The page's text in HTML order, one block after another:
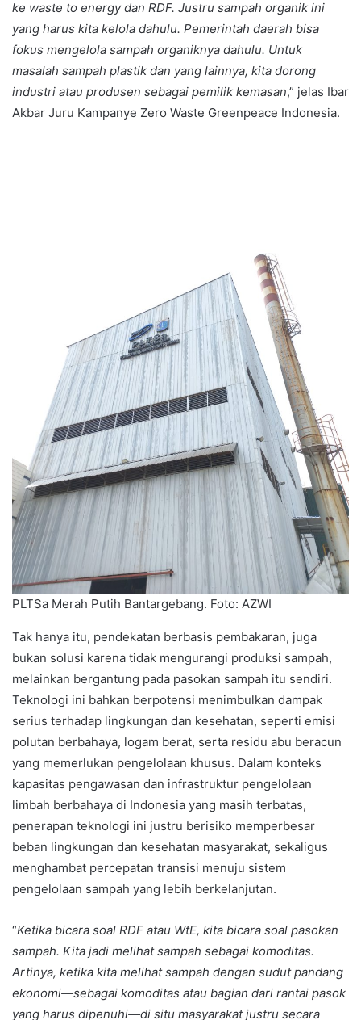
ke waste to energy dan RDF. Justru sampah organik ini
yang harus kita kelola dahulu. Pemerintah daerah bisa
fokus mengelola sampah organiknya dahulu. Untuk
masalah sampah plastik dan yang lainnya, kita dorong
industri atau produsen sebagai pemilik kemasan,” jelas Ibar
Akbar Juru Kampanye Zero Waste Greenpeace Indonesia.
PLTSa Merah Putih Bantargebang. Foto: AZWI
Tak hanya itu, pendekatan berbasis pembakaran, juga
bukan solusi karena tidak mengurangi produksi sampah,
melainkan bergantung pada pasokan sampah itu sendiri.
Teknologi ini bahkan berpotensi menimbulkan dampak
serius terhadap lingkungan dan kesehatan, seperti emisi
polutan berbahaya, logam berat, serta residu abu beracun
yang memerlukan pengelolaan khusus. Dalam konteks
kapasitas pengawasan dan infrastruktur pengelolaan
limbah berbahaya di Indonesia yang masih terbatas,
penerapan teknologi ini justru berisiko memperbesar
beban lingkungan dan kesehatan masyarakat, sekaligus
menghambat percepatan transisi menuju sistem
pengelolaan sampah yang lebih berkelanjutan.
“Ketika bicara soal RDF atau WtE, kita bicara soal pasokan
sampah. Kita jadi melihat sampah sebagai komoditas.
Artinya, ketika kita melihat sampah dengan sudut pandang
ekonomi—sebagai komoditas atau bagian dari rantai pasok
yang harus dipenuhi—di situ masyarakat justru secara